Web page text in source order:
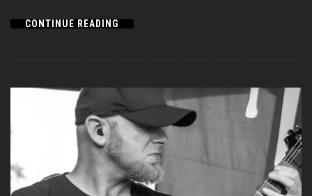
CONTINUE READING